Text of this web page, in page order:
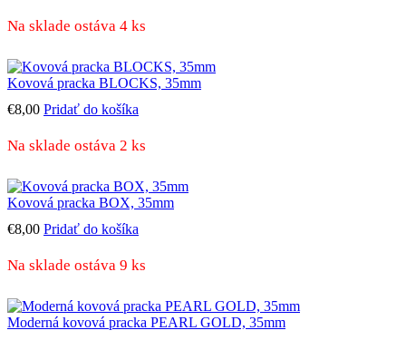
Na sklade ostáva 4 ks
Kovová pracka BLOCKS, 35mm
€8,00 Pridať do košíka
Na sklade ostáva 2 ks
Kovová pracka BOX, 35mm
€8,00 Pridať do košíka
Na sklade ostáva 9 ks
Moderná kovová pracka PEARL GOLD, 35mm